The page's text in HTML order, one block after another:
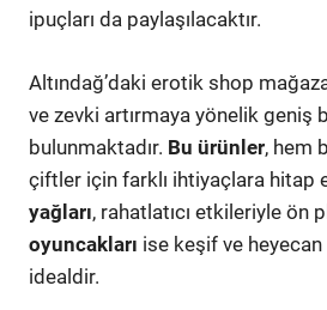
ipuçları da paylaşılacaktır.
Altındağ’daki erotik shop
ve zevki artırmaya yönelik geniş
bulunmaktadır. Bu ürünler, hem
çiftler için farklı ihtiyaçlara hitap
yağları, rahatlatıcı etkileriyle ön
oyuncakları ise keşif ve
idealdir.